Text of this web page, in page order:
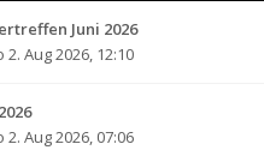
Juni 2026
2. Aug 2026, 12:10
2. Aug 2026, 07:06